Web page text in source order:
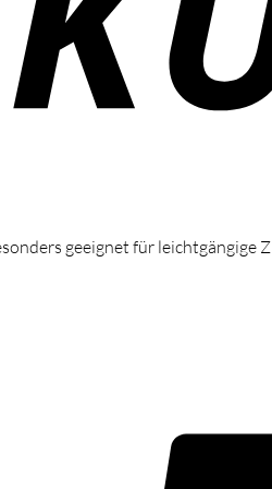
geeignet für leichtgängige